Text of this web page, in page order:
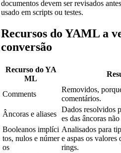
Conversor de Peso
Conversor de Volume
Conversor de Área
Conversor de Energia
Conversor de Armazenamento de
Conversor de Consumo de
Conversor de Potência
documentos devem ser revisados
usado em scripts ou testes.
Recursos do YAML a
conversão
Recurso do YA
ML
Comments
Removidos,
comentários.
Âncoras e aliases
Dados resolvidos
es das âncoras
Booleanos implíci
tos, nulos e númer
os
Analisados para
e aspas os valores
rings.